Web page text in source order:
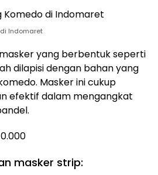
Indomaret
yang berbentuk seperti
dilapisi dengan bahan yang
Masker ini cukup
efektif dalam mengangkat
masker strip: